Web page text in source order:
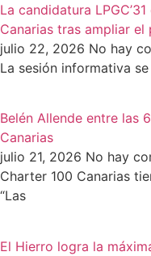
La candidatura
Canarias tras ampliar el
julio 22, 2026 No hay
La sesión informativa
Belén Allende entre las
Canarias
julio 21, 2026 No hay
Charter 100 Canarias
“Las
El Hierro logra la